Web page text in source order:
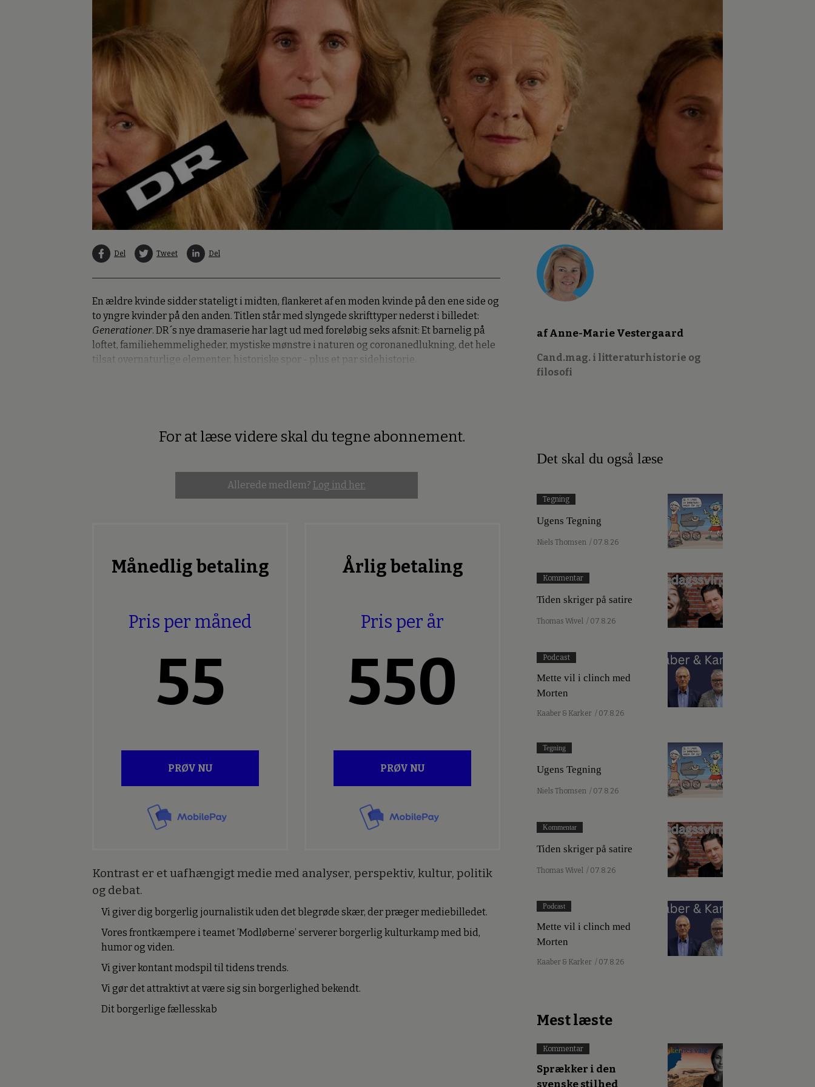
Del Tweet Del
En ældre kvinde sidder stateligt i midten, flankeret af en moden kvinde på den ene side og
to yngre kvinder på den anden. Titlen står med slyngede skrifttyper nederst i billedet:
Generationer. DR´s nye dramaserie har lagt ud med foreløbig seks afsnit: Et barnelig på
loftet, familiehemmeligheder, mystiske mønstre i naturen og coronanedlukning, det hele
tilsat overnaturlige elementer, historiske spor - plus et par sidehistorie.
PremiumFor at læse videre skal du tegne abonnement.
Allerede medlem? Log ind her.
Månedlig betaling
Pris per måned
55
PRØV NU
Årlig betaling
Pris per år
550
PRØV NU
Kontrast er et uafhængigt medie med analyser, perspektiv, kultur, politik
og debat.
Vi giver dig borgerlig journalistik uden det blegrøde skær, der præger mediebilledet.
Vores frontkæmpere i teamet ’Modløberne’ serverer borgerlig kulturkamp med bid,
humor og viden.
Vi giver kontant modspil til tidens trends.
Vi gør det attraktivt at være sig sin borgerlighed bekendt.
Dit borgerlige fællesskab
af Anne-Marie Vestergaard
Cand.mag. i litteraturhistorie og
filosofi
Det skal du også læse
Tegning
Ugens Tegning
Niels Thomsen / 07.8.26
Kommentar
Tiden skriger på satire
Thomas Wivel / 07.8.26
Podcast
Mette vil i clinch med
Morten
Kaaber & Karker / 07.8.26
Tegning
Ugens Tegning
Niels Thomsen / 07.8.26
Kommentar
Tiden skriger på satire
Thomas Wivel / 07.8.26
Podcast
Mette vil i clinch med
Morten
Kaaber & Karker / 07.8.26
Mest læste
Kommentar
Sprækker i den